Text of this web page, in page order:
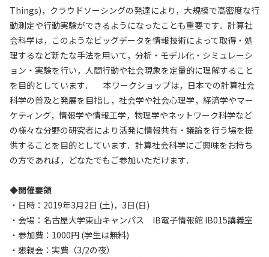
Things)，クラウドソーシングの発達により，大規模で高密度な行
動測定や行動実験ができるようになったことも重要です．計算社
会科学は，このようなビッグデータを情報技術によって取得・処
理するなど新たな手法を用いて，分析・モデル化・シミュレーシ
ョン・実験を行い，人間行動や社会現象を定量的に理解すること
を目的としています． 本ワークショップは，日本での計算社会
科学の普及と発展を目指し，社会学や社会心理学，経済学やマー
ケティング，情報学や情報工学，物理学やネットワーク科学など
の様々な分野の研究者により活発に情報共有・議論を行う場を提
供することを目的としています．計算社会科学にご興味をお持ち
の方であれば，どなたでもご参加いただけます．
◆開催要領
・日時：2019年3月2日 (土)，3日(日)
・会場：名古屋大学東山キャンパス IB電子情報館 IB015講義室
・参加費：1000円 (学生は無料)
・懇親会：実費（3/2の夜）